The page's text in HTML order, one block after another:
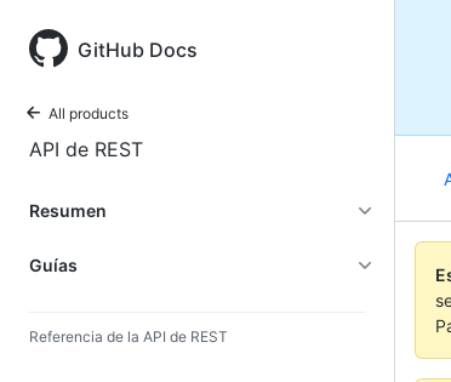
GitHub Docs
All products
API de REST
Resumen
Guías
Referencia de la API de REST